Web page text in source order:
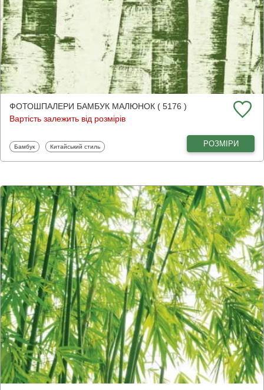
ФОТОШПАЛЕРИ БАМБУК МАЛЮНОК ( 5176 )
Вартість залежить від розмірів
Фотошпалери
Бамбук Фотошпалери
Китайський стиль РОЗМІРИ